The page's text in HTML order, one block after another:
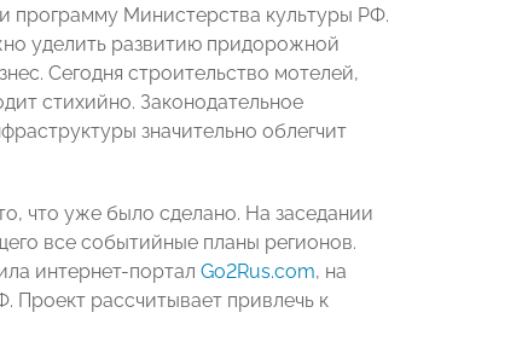
программу Министерства культуры РФ.
уделить развитию придорожной
Сегодня строительство мотелей,
стихийно. Законодательное
значительно облегчит
что уже было сделано. На заседании
все событийные планы регионов.
интернет-портал Go2Rus.com, на
рассчитывает привлечь к